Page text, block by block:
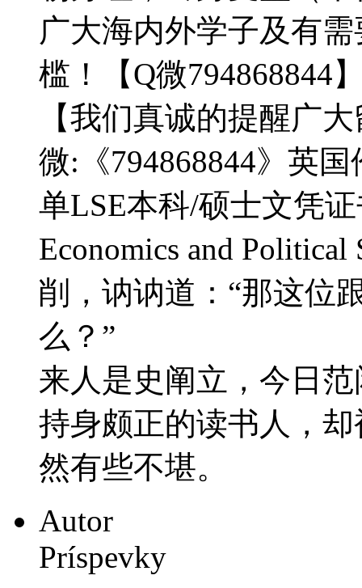
广大海内外学子及有
槛！【Q微794868844
【我们真诚的提醒广
微:《794868844》英
单LSE本科/硕士文凭
Economics and
削，讷讷道：“那这位
么？”
来人是史阐立，今日
持身颇正的读书人，
然有些不堪。
Autor
Príspevky